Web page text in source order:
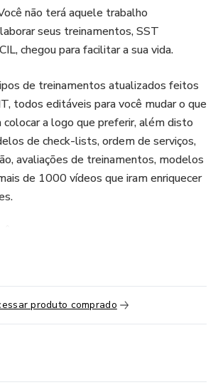
não terá aquele trabalho
seus treinamentos, SST
chegou para facilitar a sua vida.
de treinamentos atualizados feitos
todos editáveis para você mudar o que
colocar a logo que preferir, além disto
de check-lists, ordem de serviços,
avaliações de treinamentos, modelos
de 1000 vídeos que iram enriquecer
produto comprado